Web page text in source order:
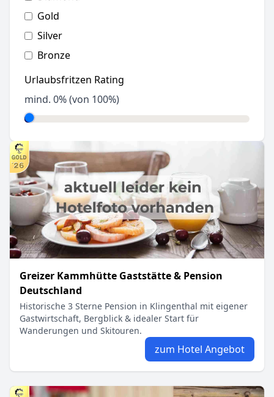
Gold
Silver
Bronze
Urlaubsfritzen Rating
mind. 0% (von 100%)
Greizer Kammhütte Gaststätte & Pension
Deutschland
Historische 3 Sterne Pension in Klingenthal mit eigener
Gastwirtschaft, Bergblick & idealer Start für
Wanderungen und Skitouren.
zum Hotel Angebot